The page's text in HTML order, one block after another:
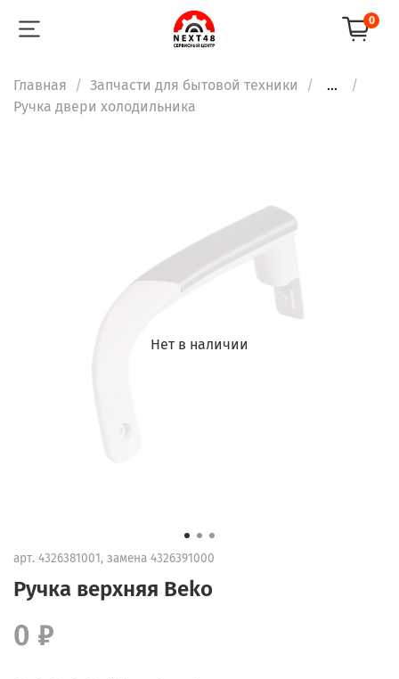
0
Главная Запчасти для бытовой техники
...
Ручка двери холодильника
Нет в наличии
арт. 4326381001, замена 4326391000
Ручка верхняя Beko
0 ₽